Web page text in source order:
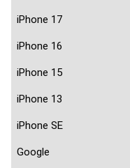
iPhone 17
iPhone 16
iPhone 15
iPhone 13
iPhone SE
Google